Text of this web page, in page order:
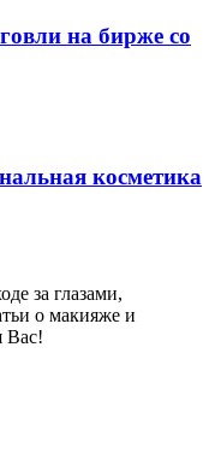
на бирже со
косметика
за глазами,
о макияже и
Вас!